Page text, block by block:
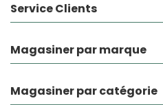
Service Clients
Magasiner par marque
Magasiner par catégorie